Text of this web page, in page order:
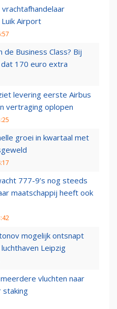
vrachtafhandelaar
Airport
de Business Class? Bij
170 euro extra
levering eerste Airbus
vertraging oplopen
groei in kwartaal met
777-9’s nog steeds
maatschappij heeft ook
mogelijk ontsnapt
Leipzig
vluchten naar
staking